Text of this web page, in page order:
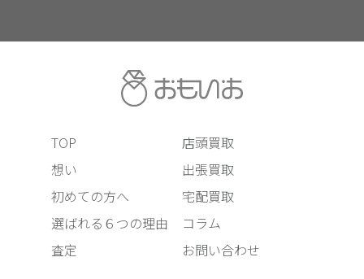
TOP
想い
初めての方へ
選ばれる６つの理由
査定
店頭買取
出張買取
宅配買取
コラム
お問い合わせ